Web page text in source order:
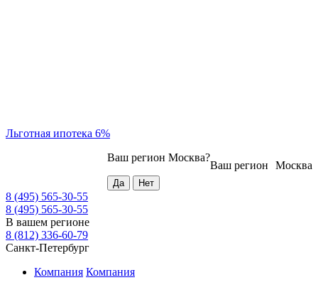
Льготная ипотека 6%
Москва
Ваш регион
Ваш регион Москва?
8 (495) 565-30-55
8 (495) 565-30-55
В вашем регионе
8 (812) 336-60-79
Санкт-Петербург
Компания Компания